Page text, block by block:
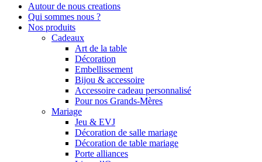
Autour de nous creations
Qui sommes nous ?
Nos produits
Cadeaux
Art de la table
Décoration
Embellissement
Bijou & accessoire
Accessoire cadeau personnalisé
Pour nos Grands-Mères
Mariage
Jeu & EVJ
Décoration de salle mariage
Décoration de table mariage
Porte alliances